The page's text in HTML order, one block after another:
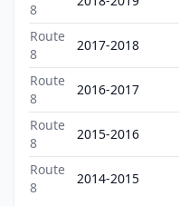
8
Route
8
2017-2018
Route
8
2016-2017
Route
8
2015-2016
Route
8
2014-2015